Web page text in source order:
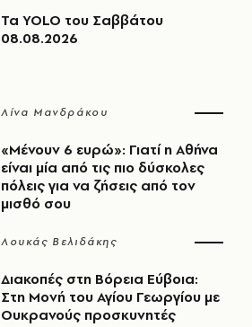
Τα YOLO του Σαββάτου
08.08.2026
Λίνα Μανδράκου
«Μένουν 6 ευρώ»: Γιατί η Αθήνα
είναι μία από τις πιο δύσκολες
πόλεις για να ζήσεις από τον
μισθό σου
Λουκάς Βελιδάκης
Διακοπές στη Βόρεια Εύβοια:
Στη Μονή του Αγίου Γεωργίου με
Ουκρανούς προσκυνητές